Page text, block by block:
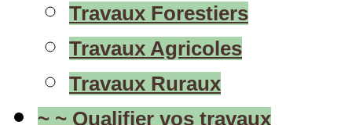
Travaux Forestiers
Travaux Agricoles
Travaux Ruraux
~ ~ Qualifier vos travaux